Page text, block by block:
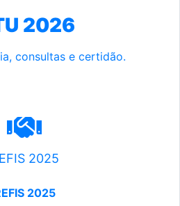
2026
consultas e certidão.
2025
2025